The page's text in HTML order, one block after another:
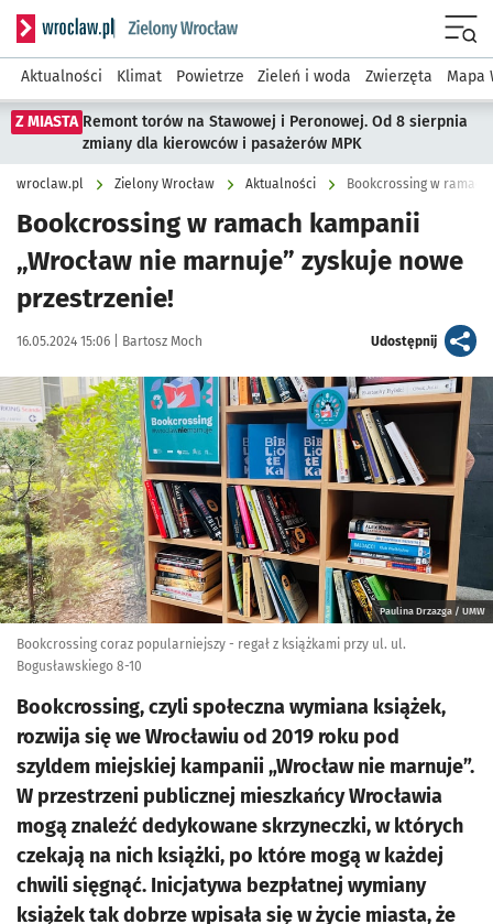
Serwis informacyjny wroclaw.pl podserwis: Środowisko we
Aktualności Klimat Powietrze Zieleń i woda Zwierzęta Mapa
Z MIASTA Remont torów na Stawowej i Peronowej. Od 8 sierpnia
zmiany dla kierowców i pasażerów MPK
wroclaw.pl Zielony Wrocław Aktualności Bookcrossing w
Bookcrossing w ramach kampanii
„Wrocław nie marnuje” zyskuje nowe
przestrzenie!
Data publikacji:
16.05.2024 15:06 | Autor:
Bartosz Moch Udostępnijartykuł
Kliknij, aby powiększyć
Paulina Drzazga / UMW
Bookcrossing coraz popularniejszy - regał z książkami przy ul. ul.
Bogusławskiego 8-10
Bookcrossing, czyli społeczna wymiana książek,
rozwija się we Wrocławiu od 2019 roku pod
szyldem miejskiej kampanii „Wrocław nie marnuje”.
W przestrzeni publicznej mieszkańcy Wrocławia
mogą znaleźć dedykowane skrzyneczki, w których
czekają na nich książki, po które mogą w każdej
chwili sięgnąć. Inicjatywa bezpłatnej wymiany
książek tak dobrze wpisała się w życie miasta, że